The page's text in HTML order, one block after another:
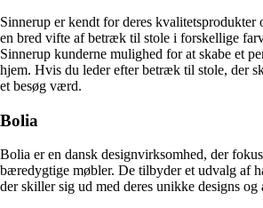
Sinnerup er kendt for deres kvalitetsprodukter
en bred vifte af betræk til stole i forskellige
Sinnerup kunderne mulighed for at skabe et
hjem. Hvis du leder efter betræk til stole, der
et besøg værd.
Bolia
Bolia er en dansk designvirksomhed, der
bæredygtige møbler. De tilbyder et udvalg af
der skiller sig ud med deres unikke designs og